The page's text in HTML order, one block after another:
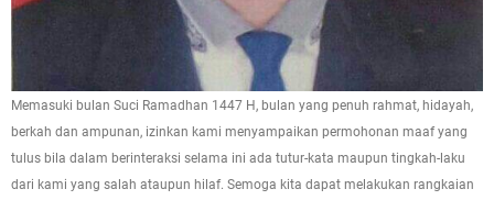
Memasuki bulan Suci Ramadhan 1447 H, bulan yang penuh rahmat, hidayah,
berkah dan ampunan, izinkan kami menyampaikan permohonan maaf yang
tulus bila dalam berinteraksi selama ini ada tutur-kata maupun tingkah-laku
dari kami yang salah ataupun hilaf. Semoga kita dapat melakukan rangkaian